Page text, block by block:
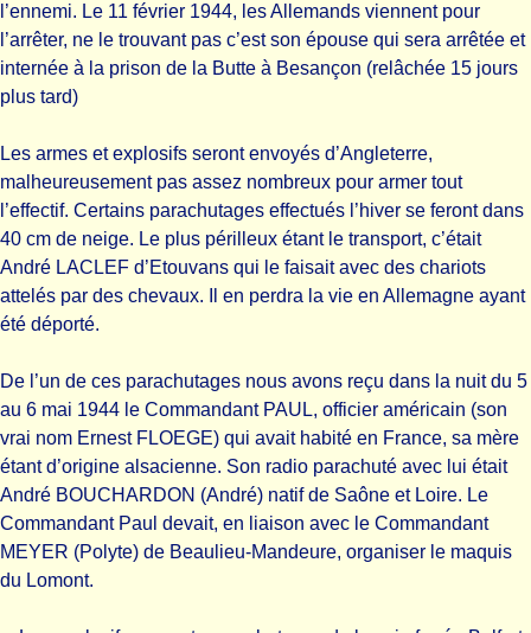
l’ennemi. Le 11 février 1944, les Allemands viennent pour
l’arrêter, ne le trouvant pas c’est son épouse qui sera arrêtée et
internée à la prison de la Butte à Besançon (relâchée 15 jours
plus tard)
Les armes et explosifs seront envoyés d’Angleterre,
malheureusement pas assez nombreux pour armer tout
l’effectif. Certains parachutages effectués l’hiver se feront dans
40 cm de neige. Le plus périlleux étant le transport, c’était
André LACLEF d’Etouvans qui le faisait avec des chariots
attelés par des chevaux. Il en perdra la vie en Allemagne ayant
été déporté.
De l’un de ces parachutages nous avons reçu dans la nuit du 5
au 6 mai 1944 le Commandant PAUL, officier américain (son
vrai nom Ernest FLOEGE) qui avait habité en France, sa mère
étant d’origine alsacienne. Son radio parachuté avec lui était
André BOUCHARDON (André) natif de Saône et Loire. Le
Commandant Paul devait, en liaison avec le Commandant
MEYER (Polyte) de Beaulieu-Mandeure, organiser le maquis
du Lomont.